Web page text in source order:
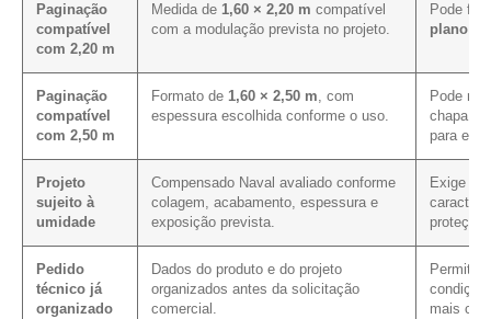
Paginação
compatível
com 2,20 m
Medida de 1,60 × 2,20 m compatível
com a modulação prevista no projeto.
Pode
plano
Paginação
compatível
com 2,50 m
Formato de 1,60 × 2,50 m , com
espessura escolhida conforme o uso.
Pode
chapa
para
Projeto
sujeito à
umidade
Compensado Naval avaliado conforme
colagem, acabamento, espessura e
exposição prevista.
Exige
Pedido
técnico já
organizado
Dados do produto e do projeto
organizados antes da solicitação
comercial.
Permite
mais